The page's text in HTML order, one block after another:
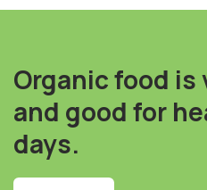
Organic food is
and good for
days.